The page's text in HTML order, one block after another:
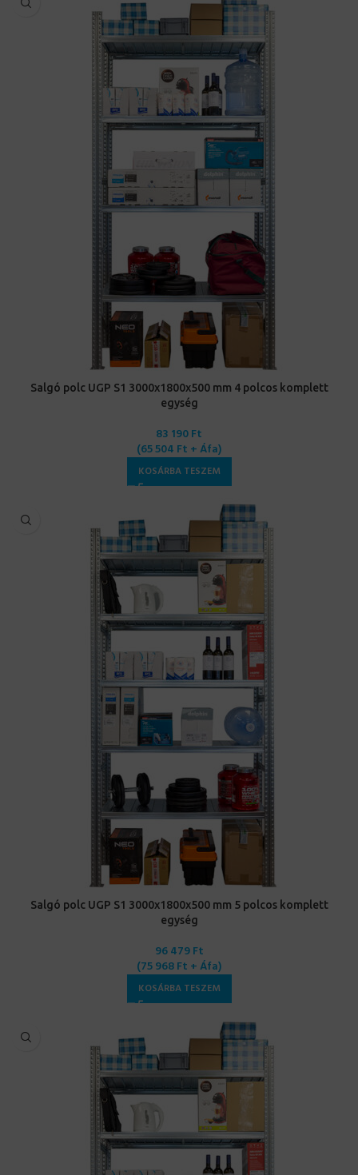
Salgó polc UGP S1 3000x1800x500 mm 4 polcos komplett
egység
83 190Ft
(65 504 Ft + Áfa)
KOSÁRBA TESZEM
Salgó polc UGP S1 3000x1800x500 mm 5 polcos komplett
egység
96 479Ft
(75 968Ft + Áfa)
KOSÁRBA TESZEM